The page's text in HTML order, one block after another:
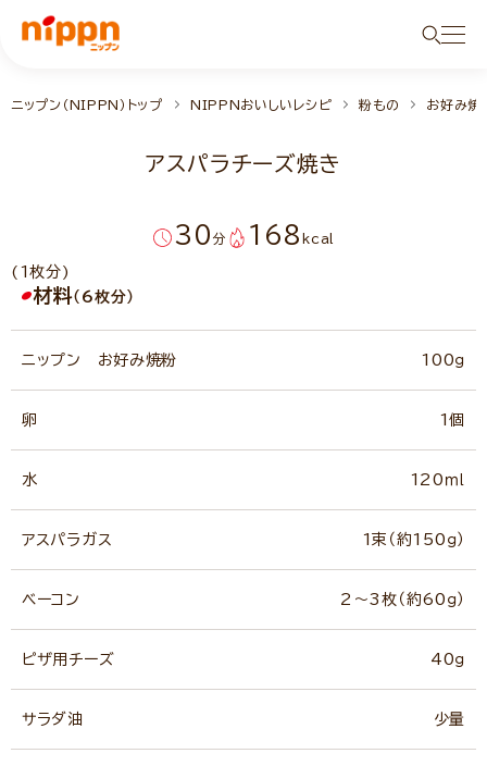
ニップン（NIPPN）トップ NIPPNおいしいレシピ 粉もの お好み焼
アスパラチーズ焼き
30 分 168kcal
(1枚分)
材料（6枚分）
ニップン お好み焼粉 100ｇ
卵 1個
水 120ｍｌ
アスパラガス 1束（約150ｇ）
ベーコン 2～3枚（約60ｇ）
ピザ用チーズ 40ｇ
サラダ油 少量